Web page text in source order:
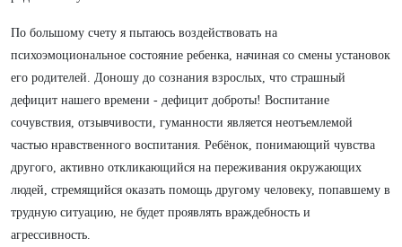
По большому счету я пытаюсь воздействовать на
психоэмоциональное состояние ребенка, начиная со смены установок
его родителей. Доношу до сознания взрослых, что страшный
дефицит нашего времени - дефицит доброты! Воспитание
сочувствия, отзывчивости, гуманности является неотъемлемой
частью нравственного воспитания. Ребёнок, понимающий чувства
другого, активно откликающийся на переживания окружающих
людей, стремящийся оказать помощь другому человеку, попавшему в
трудную ситуацию, не будет проявлять враждебность и
агрессивность.